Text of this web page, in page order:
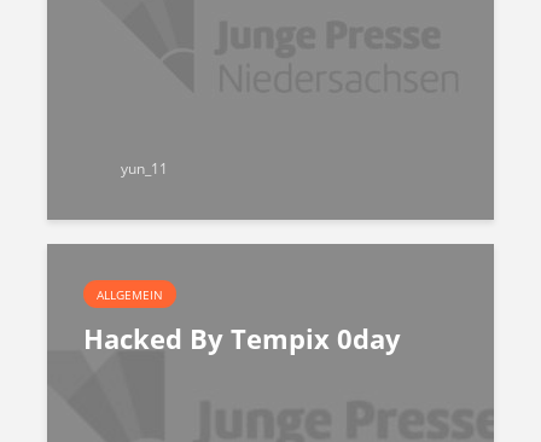
yun_11
ALLGEMEIN
Hacked By Tempix 0day